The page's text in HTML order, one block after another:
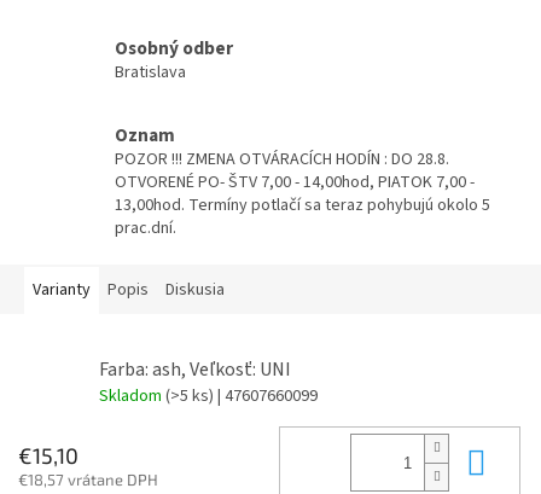
Osobný odber
Bratislava
Oznam
POZOR !!! ZMENA OTVÁRACÍCH HODÍN : DO 28.8.
OTVORENÉ PO- ŠTV 7,00 - 14,00hod, PIATOK 7,00 -
13,00hod. Termíny potlačí sa teraz pohybujú okolo 5
prac.dní.
Varianty Popis Diskusia
Farba: ash, Veľkosť: UNI
Skladom (>5 ks) | 47607660099
€15,10
€18,57 vrátane DPH